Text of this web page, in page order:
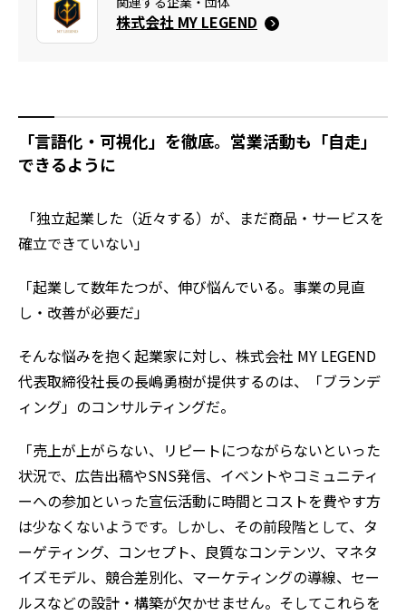
株式会社 MY LEGEND
「言語化・可視化」を徹底。営業活動も「自走」
できるように
「独立起業した（近々する）が、まだ商品・サービスを
確立できていない」
「起業して数年たつが、伸び悩んでいる。事業の見直
し・改善が必要だ」
そんな悩みを抱く起業家に対し、株式会社 MY LEGEND
代表取締役社長の長嶋勇樹が提供するのは、「ブランデ
ィング」のコンサルティングだ。
「売上が上がらない、リピートにつながらないといった
状況で、広告出稿やSNS発信、イベントやコミュニティ
ーへの参加といった宣伝活動に時間とコストを費やす方
は少なくないようです。しかし、その前段階として、タ
ーゲティング、コンセプト、良質なコンテンツ、マネタ
イズモデル、競合差別化、マーケティングの導線、セー
ルスなどの設計・構築が欠かせません。そしてこれらを